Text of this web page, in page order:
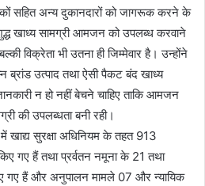
सहित अन्य दुकानदारों को जागरूक करने के
खाध्य सामग्री आमजन को उपलब्ध करवाने
विक्रेता भी उतना ही जिम्मेवार है। उन्होंने
ब्रांड उत्पाद तथा ऐसी पैकट बंद खाध्य
न हो नहीं बेचने चाहिए ताकि आमजन
की उपलब्धता बनी रही।
में खाद्य सुरक्षा अधिनियम के तहत 913
गए हैं तथा प्रर्वतन नमूना के 21 तथा
गए हैं और अनुपालन मामले 07 और न्यायिक